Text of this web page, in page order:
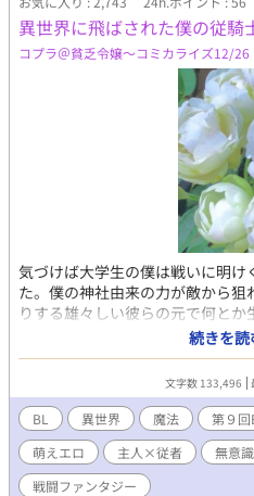
バカな姿と、その裏にある寂し
語です。 ​ ●夏の鎌倉を駆ける「ふ
褌に法被一枚という、公道ギリギ
チュエーション。汗ばんだ肌の日
躍動を楽しめます。 ​ ●こだわり
「日焼け跡」「全身脱毛済みの
でありつつも、攻め手にとっては
茎」など、マニアックなフェチ要
●圧倒的パワーの「兄貴分2人」
20cm超の長身スリ筋の健太。理
も完全に支配され、大量の精子
な３Ｐ！ ​ ●多幸感あふれる「ハ
だけでなく、拓磨が「兄ちゃん」
のちんぽ犬」と慈しむ、寂しがり
ピーエンドです。 ※完結済み 〜
属性: 明教大学1年 / 元陸上部 体
上で鍛えたしなやかな筋肉と、脱
欲望に忠実な「戦略的ワンコ」
屋。理想の兄貴に可愛がられる
尽くす。 将人 体格: 肩幅の広い
塊。極太巨根と圧倒的パワーを誇
20cmを超える「最長」の武器を
型。 役割: 包茎フェチ。拓磨のト
葉とテクニックで攻める知略型ア
異世界に飛ばされた僕の従騎
コプラ＠貧乏令嬢〜コミカライズ12/26
気づけば大学生の僕は戦いに明け
た。僕の神社由来の力が敵から
りする雄々しい彼らの元で何と
な毎日。 #異世界の中で無意識成
激甘展開に⁉︎ #自覚なしの甘えた
悩 ※印は背後注意が正解です(
戦国時代の衆道をイメージして
況下での甘い癒しがお好きな方
あります 第9回BL大賞28位
続きを読
文字数 133,496
BL 異世界 魔法
第９
萌えエロ
主人×従者 無意
戦闘ファンタジー